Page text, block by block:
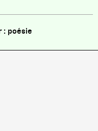
poésie